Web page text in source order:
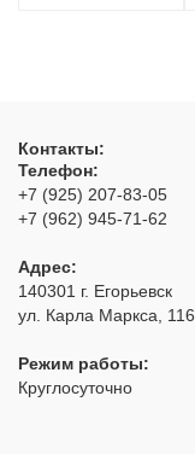
Контакты:
Телефон:
+7 (925) 207-83-05
+7 (962) 945-71-62
Адрес:
140301 г. Егорьевск
ул. Карла Маркса, 116
Режим работы:
Круглосуточно